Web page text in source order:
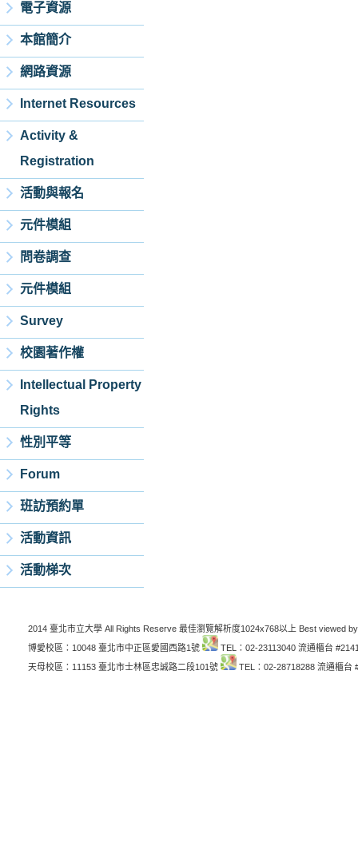
電子資源
本館簡介
網路資源
Internet Resources
Activity &
Registration
活動與報名
元件模組
問卷調查
元件模組
Survey
校園著作權
Intellectual Property
Rights
性別平等
Forum
班訪預約單
活動資訊
活動梯次
2014 臺北市立大學 All Rights Reserve 最佳瀏覽解析度1024x768以上 Best viewed
博愛校區：10048 臺北市中正區愛國西路1號
TEL：02-23113040 流通櫃台
天母校區：11153 臺北市士林區忠誠路二段101號
TEL：02-28718288 流通櫃台